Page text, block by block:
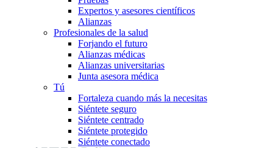
Expertos y asesores científicos
Alianzas
Profesionales de la salud
Forjando el futuro
Alianzas médicas
Alianzas universitarias
Junta asesora médica
Tú
Fortaleza cuando más la necesitas
Siéntete seguro
Siéntete centrado
Siéntete protegido
Siéntete conectado